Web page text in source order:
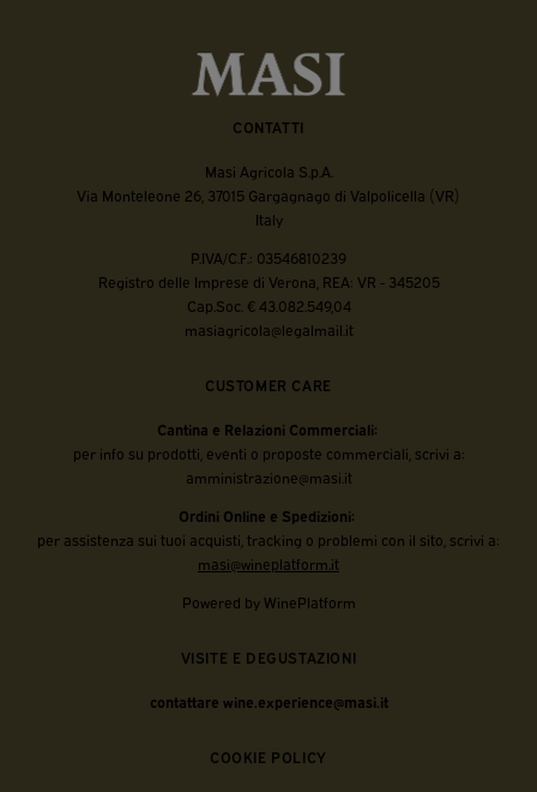
CONTATTI
Masi Agricola S.p.A.
Via Monteleone 26, 37015 Gargagnago di Valpolicella (VR)
Italy
P.IVA/C.F.: 03546810239
Registro delle Imprese di Verona, REA: VR - 345205
Cap.Soc. € 43.082.549,04
masiagricola@legalmail.it
CUSTOMER CARE
Cantina e Relazioni Commerciali:
per info su prodotti, eventi o proposte commerciali, scrivi a:
amministrazione@masi.it
Ordini Online e Spedizioni:
per assistenza sui tuoi acquisti, tracking o problemi con il sito, scrivi a:
masi@wineplatform.it
Powered by WinePlatform
VISITE E DEGUSTAZIONI
contattare wine.experience@masi.it
COOKIE POLICY